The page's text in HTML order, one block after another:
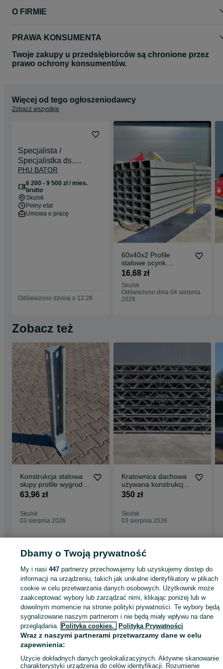
O FIRMIE
PRAWA KONSUMENTA
Twoje zakupy u przedsiębiorców są chronione przez
prawo ochrony konsumentów.
Więcej od tego ogłoszeniodawcy
Zobacz wszystkie
Specjalista /
Specjalistka ds.
administracyjno-
księgowych
PHU BATOR
6 200 - 9 500 zł / mies.
brutto
Skulsk
Pełny etat
Umowa o pracę
Odświeżono dzisiaj o 12:28
60x40x2 Profile
stalowe ocynk
zamknięte rury łaty
ogrodzenie słupy
16,68 zł
Skulsk
Odświeżono dnia 04 sierpnia
2026
Zobacz też
Konstrukcja stalowa
słupy profile wygrody
stal słupki wiata garaż
63,96 zł
Skulsk
03 sierpnia 2026
Kratownica dachowa
używana konstrukcja
stalowa hali wiązar
wiaty obory
350 zł
Skulsk
03 sierpnia 2026
Strona główna Budowa i Remont Pozostałe
Pozostałe - Wielkopolskie
Pozostałe - Skulsk
KATEGORIA
1049575353 Wyświetlenia:
Zadzwoń / SMS Wyślij wiadomość
Dbamy o Twoją prywatność
My i nasi447 partnerzy przechowujemy lub uzyskujemy dostęp do
informacji na urządzeniu, takich jak unikalne identyfikatory w plikach
cookie w celu przetwarzania danych osobowych. Użytkownik może
zaakceptować wybory lub zarządzać nimi, klikając poniżej lub w
dowolnym momencie na stronie polityki prywatności. Te wybory będą
sygnalizowane naszym partnerom i nie będą miały wpływu na dane
przeglądania. Polityka cookies, Polityka Prywatności
Wraz z naszymi partnerami przetwarzamy dane w celu
zapewnienia:
Użycie dokładnych danych geolokalizacyjnych. Aktywne skanowanie
charakterystyki urządzenia do celów identyfikacji. Rozumienie